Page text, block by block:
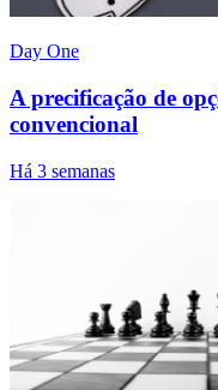
Day One
A precificação de
convencional
Há 3 semanas